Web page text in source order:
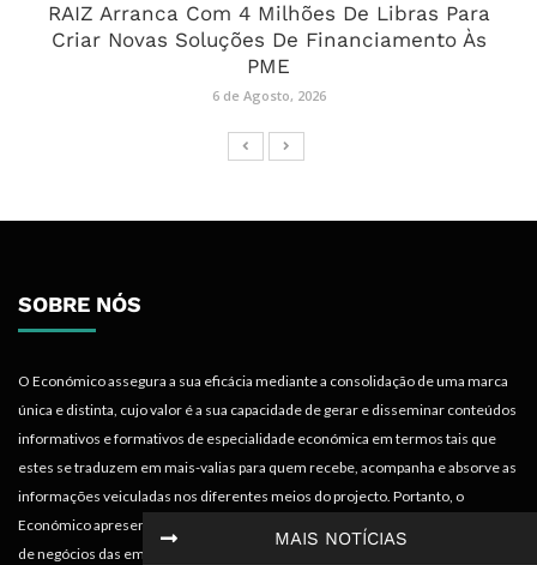
MAIS NOTÍCIAS
RAIZ Arranca Com 4 Milhões De Libras Para
Criar Novas Soluções De Financiamento Às
PME
6 de Agosto, 2026
SOBRE NÓS
O Económico assegura a sua eficácia mediante a consolidação de uma marca
única e distinta, cujo valor é a sua capacidade de gerar e disseminar conteúdos
informativos e formativos de especialidade económica em termos tais que
estes se traduzem em mais-valias para quem recebe, acompanha e absorve as
informações veiculadas nos diferentes meios do projecto. Portanto, o
Económico apresenta valências importantes para os objectivos institucionais e
de negócios das empresas.